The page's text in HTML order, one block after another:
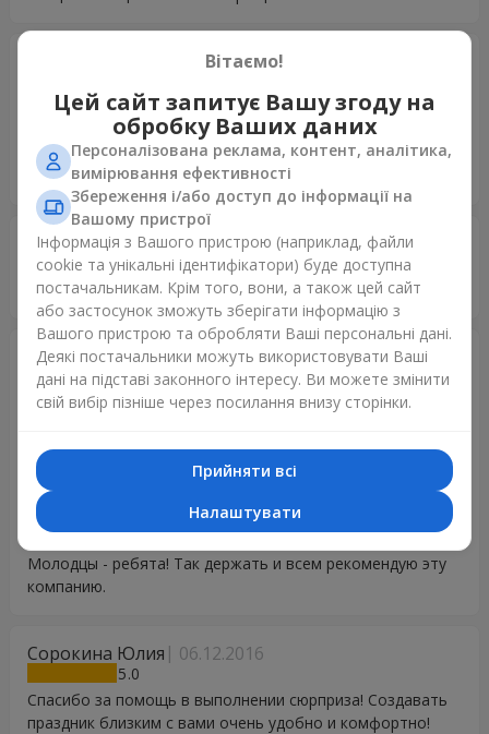
Все супер! Были проблемы с дозвоном до получателя, но
служба логистики и операторы сработали замечательно
и оперативно! Благодарю за доставленную радость
имениннице!
Кудрявцев Алексей 01.02.2017
5
Спасибо Большое!!! Вы Лучшие!!!
Alena 13.01.2017
5
Огромное спасибо. Находясь за 10 000 миль в Нью-
родным. Отдельное спасибо службе поддержки заказов,
за день связались и уточнили время вручения букета с
гелиевыми шарами и корзиной фруктов. Здорово, что с
вами можно контактировать и за пределами Украины.
Молодцы - ребята! Так держать и всем рекомендую эту
компанию.
Сорокина Юлия 06.12.2016
5
Спасибо за помощь в выполнении сюрприза! Создавать
праздник близким с вами очень удобно и комфортно!
Вітаємо!
Цей сайт запитує Вашу згоду на
обробку Ваших даних
Персоналізована реклама, контент, аналітика,
вимірювання ефективності
Збереження і/або доступ до інформації на
Вашому пристрої
Інформація з Вашого пристрою (наприклад, файли
cookie та унікальні ідентифікатори) буде доступна
постачальникам. Крім того, вони, а також цей сайт
або застосунок зможуть зберігати інформацію з
Вашого пристрою та обробляти Ваші персональні дані.
Деякі постачальники можуть використовувати Ваші
дані на підставі законного інтересу. Ви можете змінити
свій вибір пізніше через посилання внизу сторінки.
Прийняти всі
Налаштувати